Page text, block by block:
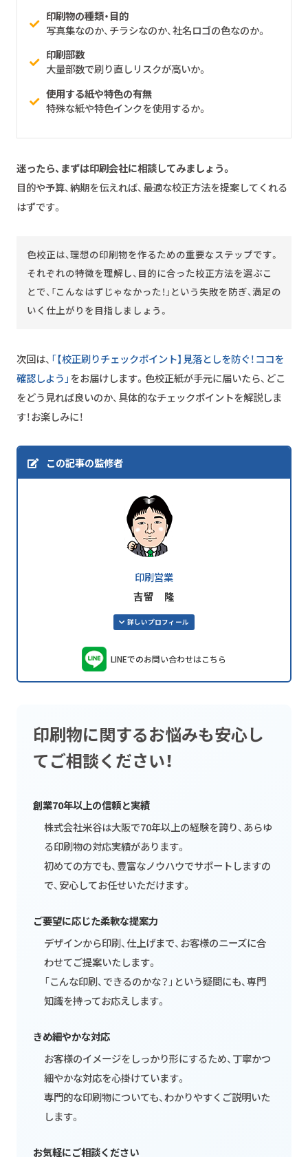
印刷物の種類・目的
写真集なのか、チラシなのか、社名ロゴの色なのか。
印刷部数
大量部数で刷り直しリスクが高いか。
使用する紙や特色の有無
特殊な紙や特色インクを使用するか。
迷ったら、まずは印刷会社に相談してみましょう。
目的や予算、納期を伝えれば、最適な校正方法を提案してくれる
はずです。
色校正は、理想の印刷物を作るための重要なステップです。
それぞれの特徴を理解し、目的に合った校正方法を選ぶこ
とで、「こんなはずじゃなかった！」という失敗を防ぎ、満足の
いく仕上がりを目指しましょう。
次回は、 「【校正刷りチェックポイント】見落としを防ぐ！ココを
確認しよう」をお届けします。色校正紙が手元に届いたら、どこ
をどう見れば良いのか、具体的なチェックポイントを解説しま
す！お楽しみに！
この記事の監修者
印刷営業
吉留 隆
詳しいプロフィール
LINEでのお問い合わせはこちら
印刷物に関するお悩みも安心し
てご相談ください！
創業70年以上の信頼と実績
株式会社米谷は大阪で70年以上の経験を誇り、あらゆ
る印刷物の対応実績があります。
初めての方でも、豊富なノウハウでサポートしますの
で、安心してお任せいただけます。
ご要望に応じた柔軟な提案力
デザインから印刷、仕上げまで、お客様のニーズに合
わせてご提案いたします。
「こんな印刷、できるのかな？」という疑問にも、専門
知識を持ってお応えします。
きめ細やかな対応
お客様のイメージをしっかり形にするため、丁寧かつ
細やかな対応を心掛けています。
専門的な印刷物についても、わかりやすくご説明いた
します。
お気軽にご相談ください